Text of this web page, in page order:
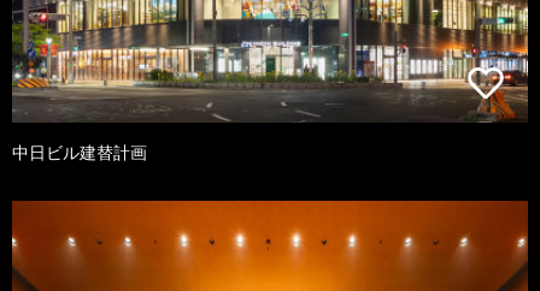
中日ビル建替計画